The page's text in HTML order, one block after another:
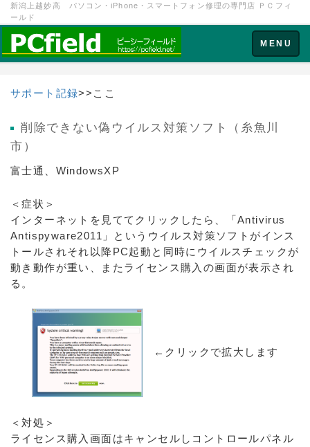
新潟上越妙高 パソコン・iPhone・スマートフォン修理の専門店 ＰＣフィ
ールド
Toggle
navigation
MENU
サポート記録>>ここ
削除できない偽ウイルス対策ソフト（糸魚川
市）
富士通、WindowsXP
＜症状＞
インターネットを見ててクリックしたら、「Antivirus
Antispyware2011」というウイルス対策ソフトがインス
トールされそれ以降PC起動と同時にウイルスチェックが
動き動作が重い、またライセンス購入の画面が表示され
る。
←クリックで拡大します
＜対処＞
ライセンス購入画面はキャンセルしコントロールパネル